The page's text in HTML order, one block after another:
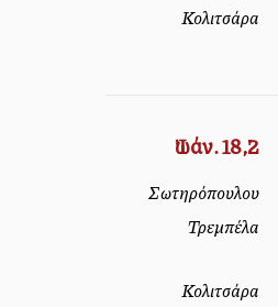
Κολιτσάρα
Ἰωάν. 18,2
Σωτηρόπουλου
Τρεμπέλα
Κολιτσάρα